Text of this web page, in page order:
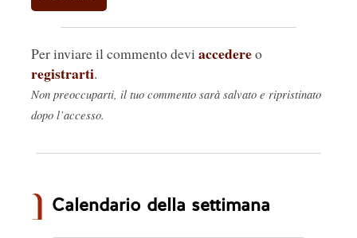
Per inviare il commento devi accedereo
registrarti.
Non preoccuparti, il tuo commento sarà salvato e ripristinato
dopo l’accesso.
Calendario della settimana